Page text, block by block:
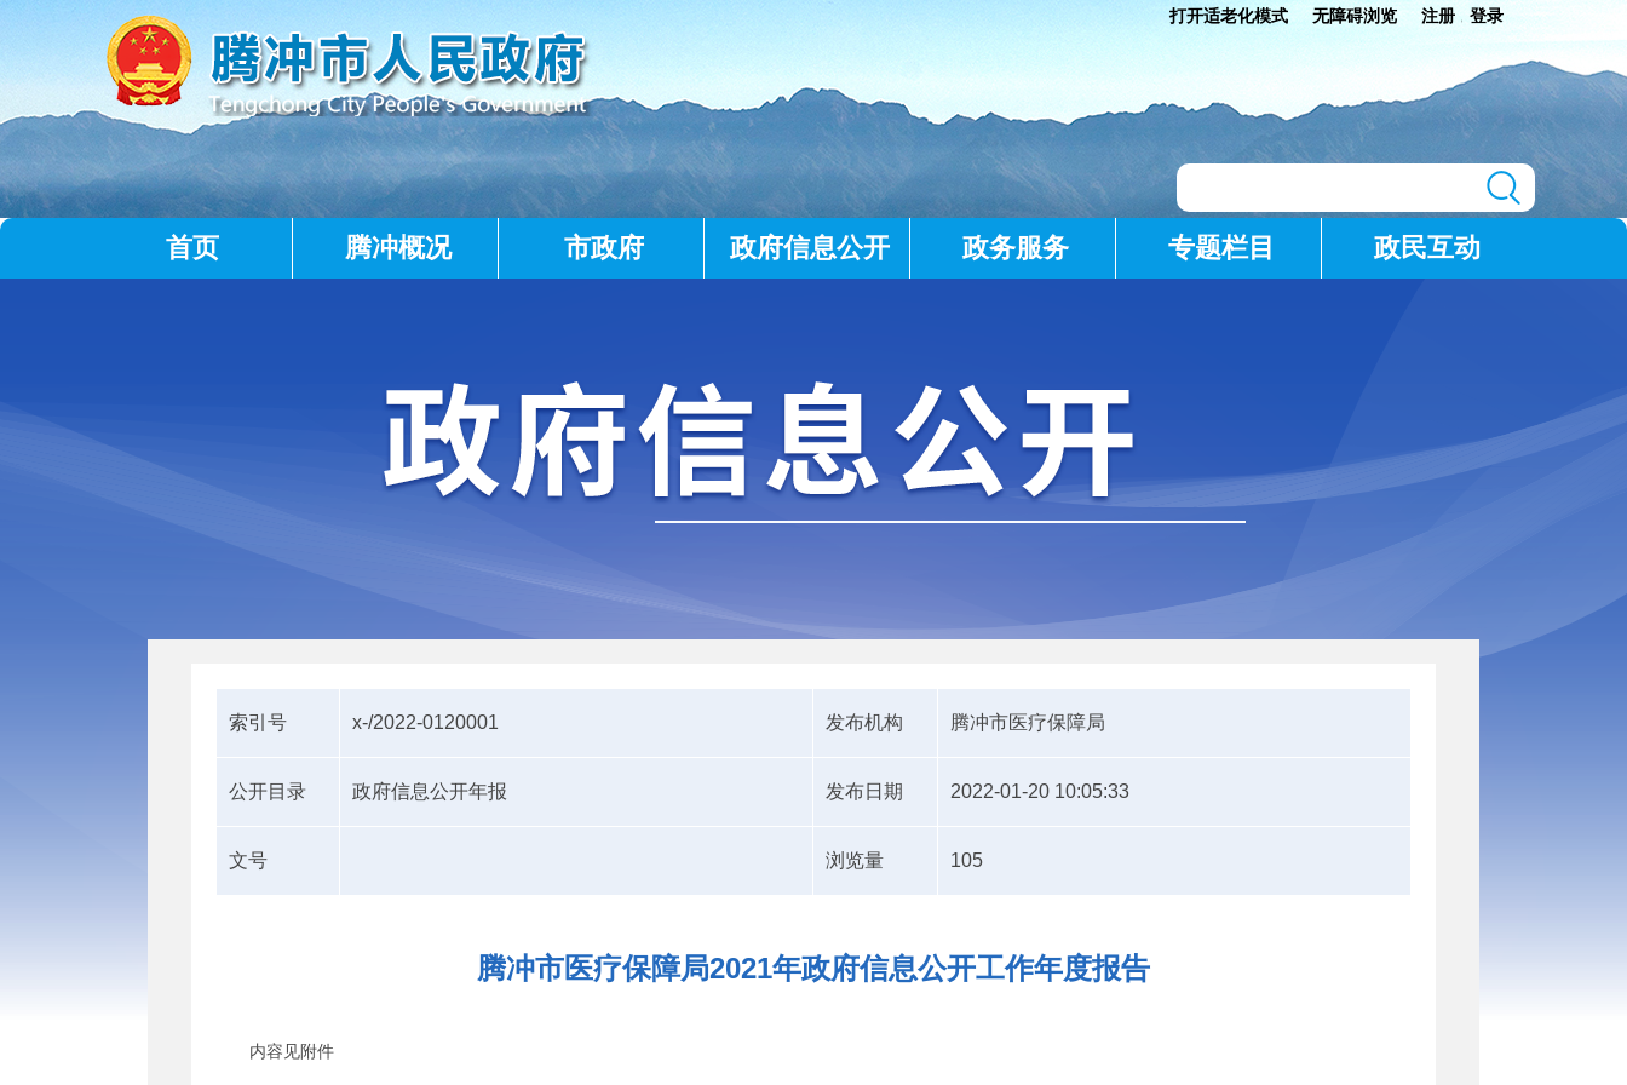
打开适老化模式 无障碍浏览 注册 登录
首页 腾冲概况 市政府 政府信息公开 政务服务 专题栏目 政民互动
索引号 x-/2022-0120001 发布机构 腾冲市医疗保障局
公开目录 政府信息公开年报 发布日期 2022-01-20 10:05:33
文号 浏览量 105
腾冲市医疗保障局2021年政府信息公开工作年度报告
内容见附件